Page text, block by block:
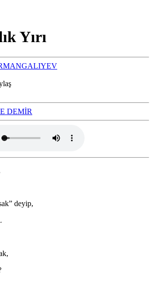
Yırı
DEMİR
olsak” deyip,
korudu.
bu Kazak,
yolunda?